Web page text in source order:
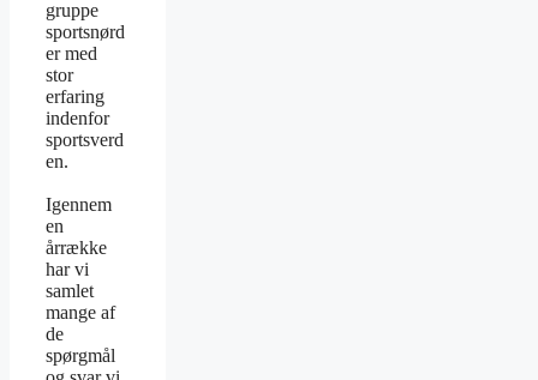
gruppe
sportsnørd
er med
stor
erfaring
indenfor
sportsverd
en.
Igennem
en
årrække
har vi
samlet
mange af
de
spørgmål